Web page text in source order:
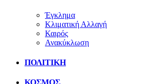
Έγκλημα
Κλιματική Αλλαγή
Καιρός
Ανακύκλωση
ΠΟΛΙΤΙΚΗ
ΚΟΣΜΟΣ